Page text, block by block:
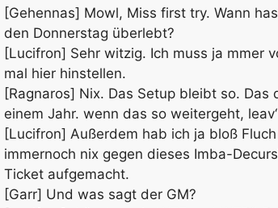
[Gehennas] Mowl, Miss first try. Wann
den Donnerstag überlebt?
[Lucifron] Sehr witzig. Ich muss ja mmer
mal hier hinstellen.
[Ragnaros] Nix. Das Setup bleibt so.
einem Jahr. wenn das so weitergeht,
[Lucifron] Außerdem hab ich ja bloß
immernoch nix gegen dieses Imba-
Ticket aufgemacht.
[Garr] Und was sagt der GM?